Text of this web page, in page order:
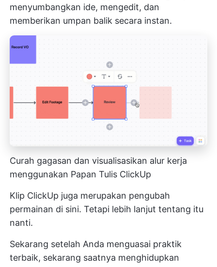
menyumbangkan ide, mengedit, dan
memberikan umpan balik secara instan.
Curah gagasan dan visualisasikan alur kerja
menggunakan Papan Tulis ClickUp
Klip ClickUp juga merupakan pengubah
permainan di sini. Tetapi lebih lanjut tentang itu
nanti.
Sekarang setelah Anda menguasai praktik
terbaik, sekarang saatnya menghidupkan